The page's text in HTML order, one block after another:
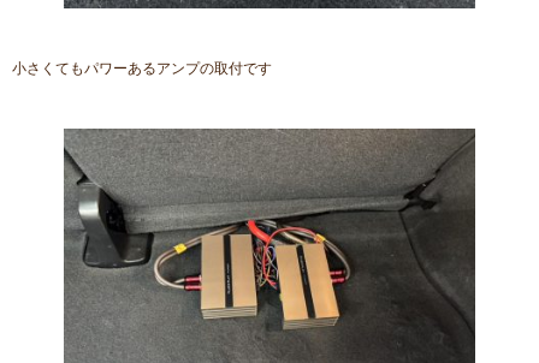
小さくてもパワーあるアンプの取付です